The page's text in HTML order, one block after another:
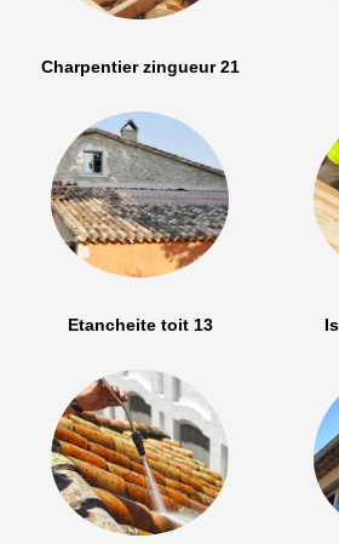
Charpentier zingueur 21
Etancheite toit 13